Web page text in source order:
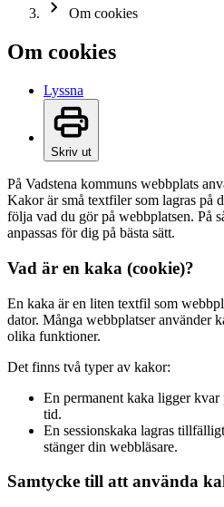
Om cookies
Om cookies
Lyssna
Skriv ut
På Vadstena kommuns webbplats
Kakor är små textfiler som lagras på
följa vad du gör på webbplatsen. På
anpassas för dig på bästa sätt.
Vad är en kaka (cookie)?
En kaka är en liten textfil som
dator. Många webbplatser använder
olika funktioner.
Det finns två typer av kakor:
En permanent kaka ligger kvar
tid.
En sessionskaka lagras
stänger din webbläsare.
Samtycke till att använda